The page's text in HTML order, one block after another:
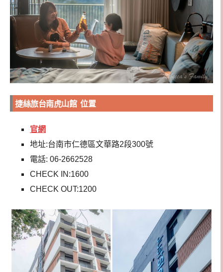
捷絲旅台南虎山館 位置
官網
地址:台南市仁德區文華路2段300號
電話: 06-2662528
CHECK IN:1600
CHECK OUT:1200